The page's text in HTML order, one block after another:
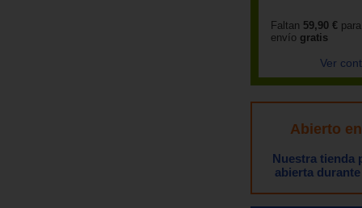
Faltan 59,90 €
envío gratis
Ver
Abierto
Nuestra tienda
abierta